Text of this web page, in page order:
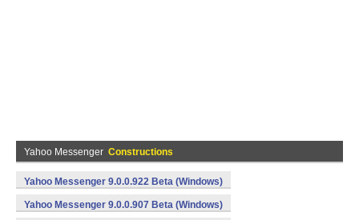
Yahoo Messenger Constructions
Yahoo Messenger 9.0.0.922 Beta (Windows)
Yahoo Messenger 9.0.0.907 Beta (Windows)